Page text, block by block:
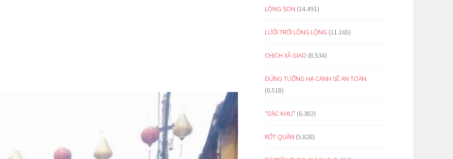
LÒNG SON (14.491)
LƯỚI TRỜI LỒNG LỘNG (11.165)
CHỊCH XÃ GIAO (8.534)
ĐỪNG TƯỞNG HẠ CÁNH SẼ AN TOÀN
(6.518)
“ĐẶC KHU” (6.382)
RỚT QUẦN (5.828)